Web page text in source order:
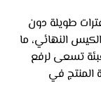
طويلة دون
النهائي، ما
تسعى لرفع
المنتج في